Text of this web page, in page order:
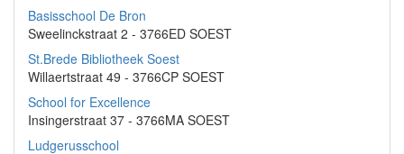
Basisschool De Bron
Sweelinckstraat 2 - 3766ED SOEST
St.Brede Bibliotheek Soest
Willaertstraat 49 - 3766CP SOEST
School for Excellence
Insingerstraat 37 - 3766MA SOEST
Ludgerusschool